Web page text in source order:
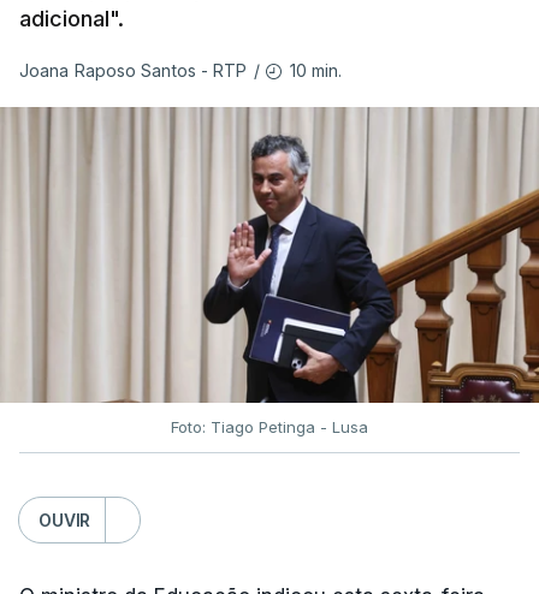
adicional".
Joana Raposo Santos - RTP / 10 min.
Foto: Tiago Petinga - Lusa
OUVIR